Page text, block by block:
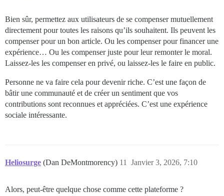
Bien sûr, permettez aux utilisateurs de se compenser mutuellement
directement pour toutes les raisons qu’ils souhaitent. Ils peuvent les
compenser pour un bon article. Ou les compenser pour financer une
expérience… Ou les compenser juste pour leur remonter le moral.
Laissez-les les compenser en privé, ou laissez-les le faire en public.
Personne ne va faire cela pour devenir riche. C’est une façon de
bâtir une communauté et de créer un sentiment que vos
contributions sont reconnues et appréciées. C’est une expérience
sociale intéressante.
Heliosurge (Dan DeMontmorency) Janvier 3, 2026, 7:10
11
Alors, peut-être quelque chose comme cette plateforme ?